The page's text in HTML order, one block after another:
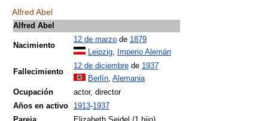
Alfred Abel
Alfred Abel
Nacimiento
12 de marzo de 1879
Leipzig, Imperio Alemán
Fallecimiento
12 de diciembre de 1937
Berlín, Alemania
Ocupación
actor, director
Años en activo
1913-1937